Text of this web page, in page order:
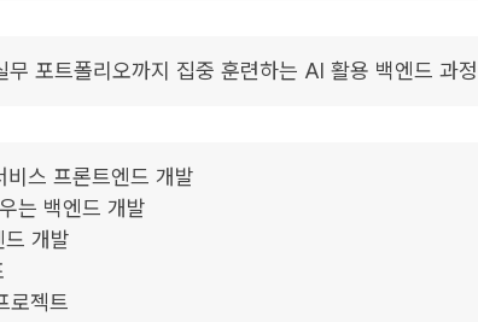
포트폴리오까지 집중 훈련하는 AI 활용 백엔드 과정
스 프론트엔드 개발
는 백엔드 개발
개발
로젝트